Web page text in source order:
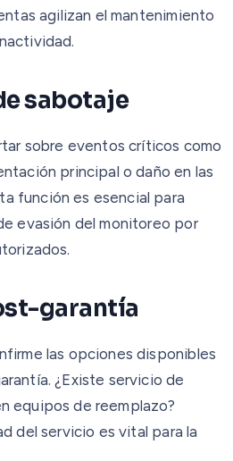
agilizan el mantenimiento
sabotaje
sobre eventos críticos como
principal o daño en las
función es esencial para
evasión del monitoreo por
garantía
las opciones disponibles
¿Existe servicio de
equipos de reemplazo?
del servicio es vital para la